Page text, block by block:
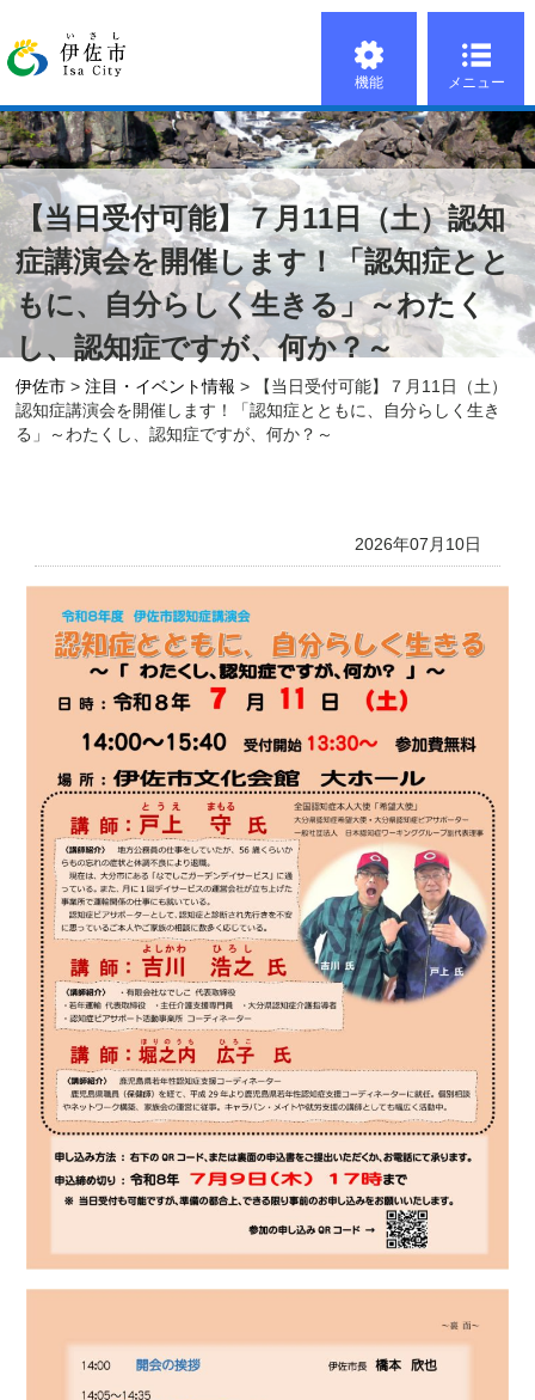
機能 メニュー
【当日受付可能】７月11日（土）認知
症講演会を開催します！「認知症とと
もに、自分らしく生きる」～わたく
し、認知症ですが、何か？～
伊佐市 >注目・イベント情報 > 【当日受付可能】７月11日（土）
認知症講演会を開催します！「認知症とともに、自分らしく生き
る」～わたくし、認知症ですが、何か？～
2026年07月10日